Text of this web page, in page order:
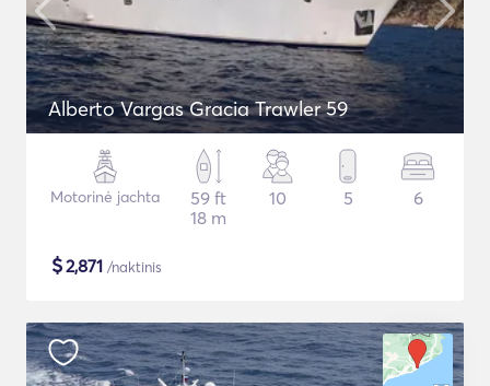
Alberto Vargas Gracia Trawler 59
Motorinė jachta
59 ft
18 m
10 5 6
$2,871 /naktinis